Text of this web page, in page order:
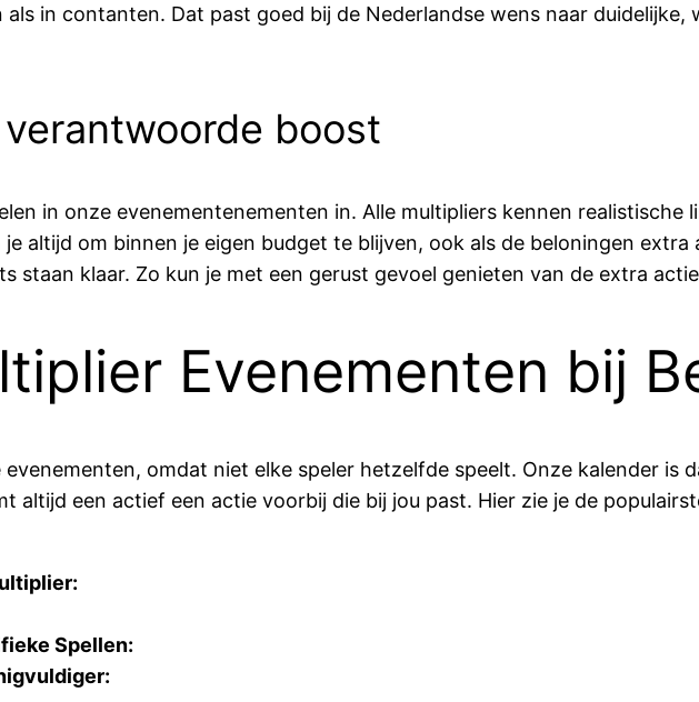
in contanten. Dat past goed bij de Nederlandse wens naar duidelijke,
boost
in onze evenementenementen in. Alle multipliers kennen realistische
altijd om binnen je eigen budget te blijven, ook als de beloningen
staan klaar. Zo kun je met een gerust gevoel genieten van de extra
Evenementen bij
omdat niet elke speler hetzelfde speelt. Onze kalender is
altijd een actief een actie voorbij die bij jou past. Hier zie je de
Spellen: